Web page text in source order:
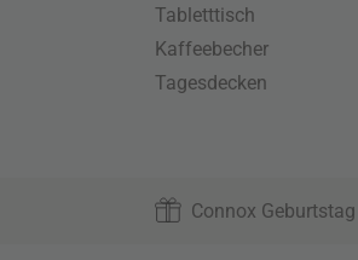
Tabletttisch
Kaffeebecher
Tagesdecken
Connox Geburtstag